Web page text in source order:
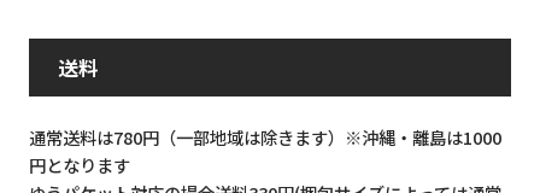
送料
通常送料は780円（一部地域は除きます）※沖縄・離島は1000
円となります